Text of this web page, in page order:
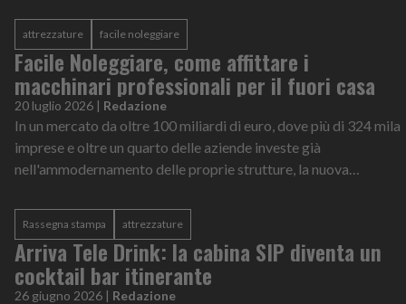
attrezzature facile noleggiare
Facile Noleggiare, come affittare i
macchinari professionali per il fuori casa
20 luglio 2026 | Redazione
In un mercato da oltre 100 miliardi di euro, dove più di 324 mila
imprese e oltre un quarto delle aziende investe già
nell'ammodernamento delle proprie strutture, la nuova
Rassegna stampa attrezzature
Arriva Tele Drink: la cabina SIP diventa un
cocktail bar itinerante
26 giugno 2026 | Redazione